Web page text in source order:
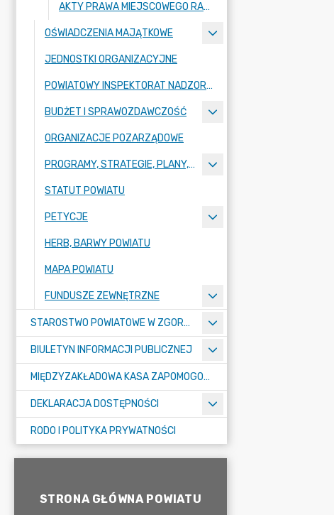
AKTY PRAWA MIEJSCOWEGO RADY POWIATU ZGORZELECKIEGO
OŚWIADCZENIA MAJĄTKOWE
JEDNOSTKI ORGANIZACYJNE
POWIATOWY INSPEKTORAT NADZORU BUDOWLANEGO
BUDŻET I SPRAWOZDAWCZOŚĆ
ORGANIZACJE POZARZĄDOWE
PROGRAMY, STRATEGIE, PLANY, RAPORTY
STATUT POWIATU
PETYCJE
HERB, BARWY POWIATU
MAPA POWIATU
FUNDUSZE ZEWNĘTRZNE
STAROSTWO POWIATOWE W ZGORZELCU
BIULETYN INFORMACJI PUBLICZNEJ
MIĘDZYZAKŁADOWA KASA ZAPOMOGOWO-POŻYCZKOWA
DEKLARACJA DOSTĘPNOŚCI
RODO I POLITYKA PRYWATNOŚCI
STRONA GŁÓWNA POWIATU